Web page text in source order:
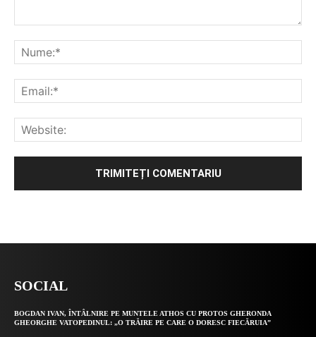
SOCIAL
BOGDAN IVAN, ÎNTÂLNIRE PE MUNTELE ATHOS CU PROTOS GHERONDA
GHEORGHE VATOPEDINUL: „O TRĂIRE PE CARE O DORESC FIECĂRUIA”